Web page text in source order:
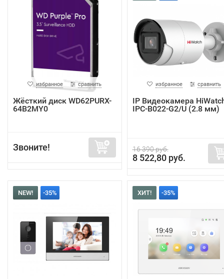
избранное сравнить
Жёсткий диск WD62PURX-
64B2MY0
Звоните!
избранное сравнить
IP Видеокамера
IPC-B022-G2/U (2.8 мм)
16 390 руб.
8 522,80 руб.
NEW! -35% ХИТ! -35%